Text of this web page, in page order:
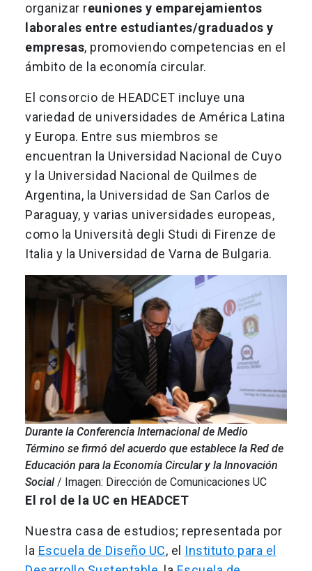
organizar reuniones y emparejamientos
laborales entre estudiantes/graduados y
empresas, promoviendo competencias en el
ámbito de la economía circular.
El consorcio de HEADCET incluye una
variedad de universidades de América Latina
y Europa. Entre sus miembros se
encuentran la Universidad Nacional de Cuyo
y la Universidad Nacional de Quilmes de
Argentina, la Universidad de San Carlos de
Paraguay, y varias universidades europeas,
como la Università degli Studi di Firenze de
Italia y la Universidad de Varna de Bulgaria.
Durante la Conferencia Internacional de Medio
Término se firmó del acuerdo que establece la Red de
Educación para la Economía Circular y la Innovación
Social / Imagen: Dirección de Comunicaciones UC
El rol de la UC en HEADCET
Nuestra casa de estudios; representada por
la Escuela de Diseño UC, el Instituto para el